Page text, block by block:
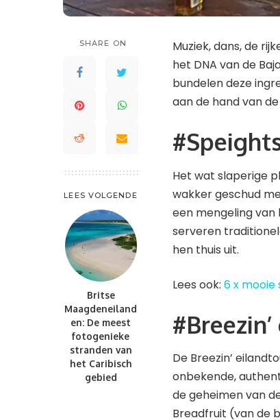
Saint Lucia
St. Maarten en St. Martin
Trinidad en Tobago
Waddeneilanden
Turks- en Caicoseilanden
SHARE ON
LEES VOLGENDE
Britse
Maagdeneiland
en: De meest
fotogenieke
stranden van
het Caribisch
gebied
Muziek, dans, de
het DNA van de
bundelen deze
aan de hand van
Het wat slaperige
wakker geschud
een mengeling van
serveren
hen thuis uit.
Lees ook: 6 x mooie
De Breezin’
onbekende,
de geheimen van
Breadfruit (van de